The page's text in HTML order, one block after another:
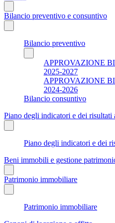
Bilancio preventivo e consuntivo
Bilancio preventivo
APPROVAZIONE
2025-2027
APPROVAZIONE
2024-2026
Bilancio consuntivo
Piano degli indicatori e dei risultati
Piano degli indicatori e dei
Beni immobili e gestione
Patrimonio immobiliare
Patrimonio immobiliare